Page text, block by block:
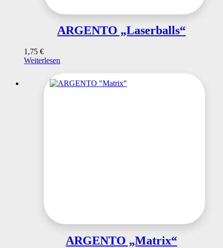
ARGENTO „Laserballs“
1,75 €
Weiterlesen
ARGENTO „Matrix“